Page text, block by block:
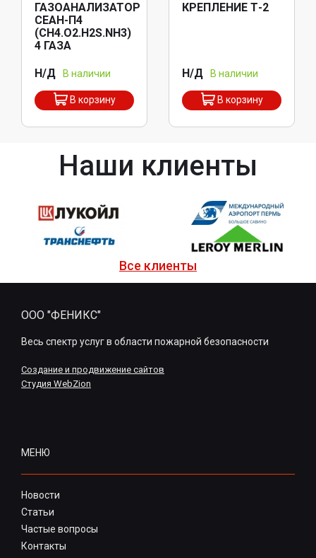
ГАЗОАНАЛИЗАТОР
СЕАН-П4
(CH4.O2.H2S.NH3)
4 ГАЗА
Н/Д В наличии
В корзину
КРЕПЛЕНИЕ Т-2
Н/Д В наличии
В корзину
Наши клиенты
Все клиенты
ООО "ФЕНИКС"
Весь спектр услуг в области пожарной безопасности
Создание и продвижение сайтов
Студия WebZion
МЕНЮ
Новости
Статьи
Частые вопросы
Контакты